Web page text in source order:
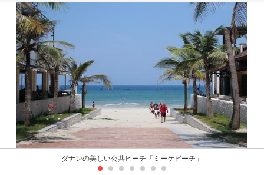
i
o
n
ダナンの美しい公共ビーチ「ミーケビーチ」